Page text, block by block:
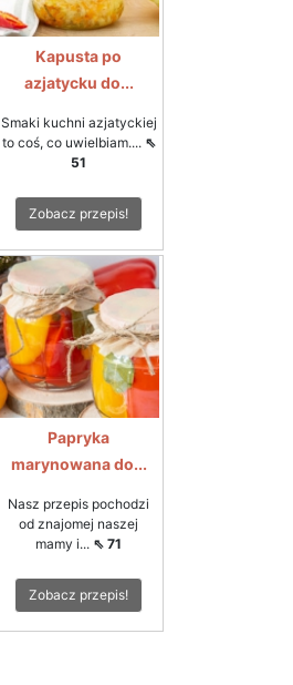
Kapusta po
azjatycku do...
Smaki kuchni azjatyckiej
to coś, co uwielbiam.... ⇖
51
Zobacz przepis!
Papryka
marynowana do...
Nasz przepis pochodzi
od znajomej naszej
mamy i... ⇖ 71
Zobacz przepis!